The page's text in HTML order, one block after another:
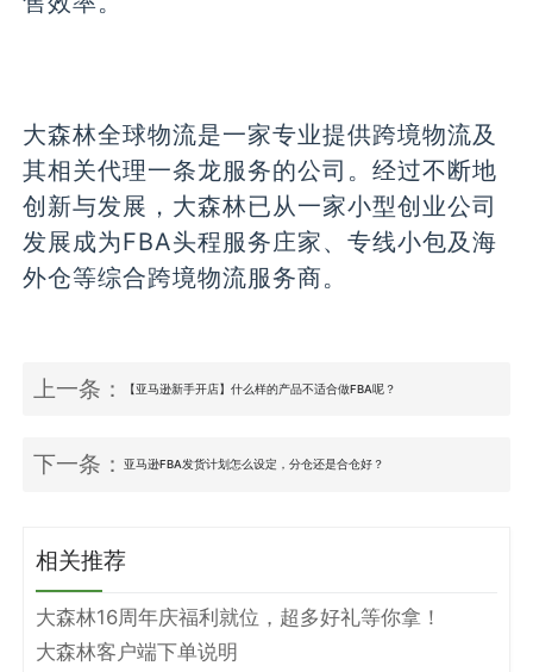
大森林全球物流是一家专业提供跨境物流及
其相关代理一条龙服务的公司。经过不断地
创新与发展，大森林已从一家小型创业公司
发展成为FBA头程服务庄家、专线小包及海
外仓等综合跨境物流服务商。
上一条： 【亚马逊新手开店】什么样的产品不适合做FBA呢？
下一条：亚马逊FBA发货计划怎么设定，分仓还是合仓好？
相关推荐
大森林16周年庆福利就位，超多好礼等你拿！
大森林客户端下单说明